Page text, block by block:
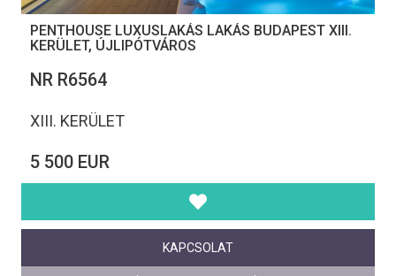
PENTHOUSE LUXUSLAKÁS LAKÁS BUDAPEST XIII.
KERÜLET, ÚJLIPÓTVÁROS
NR R6564
XIII. KERÜLET
5 500 EUR
KAPCSOLAT